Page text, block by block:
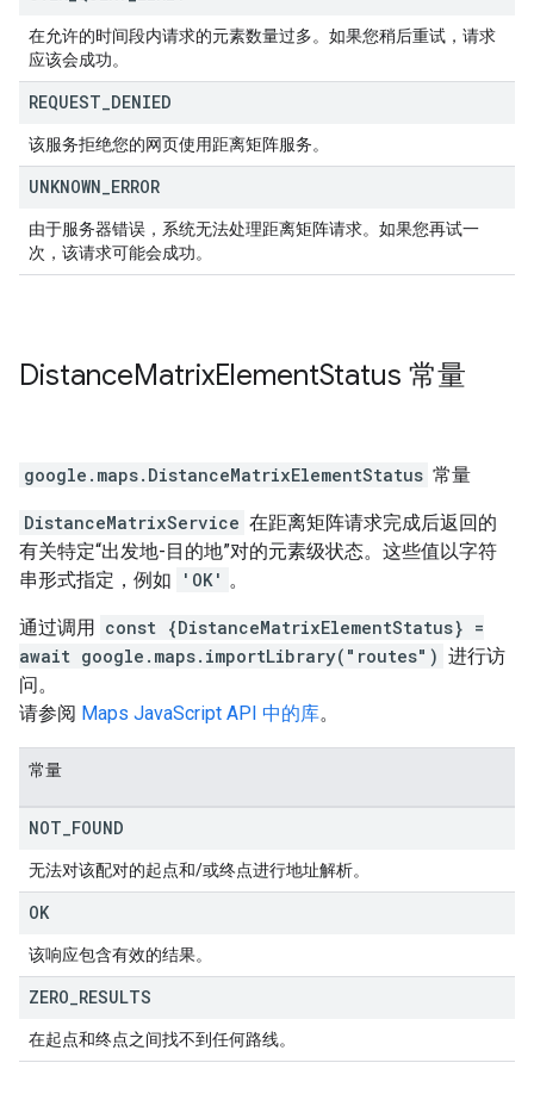
在允许的时间段内请求的元素数量过多。如果您稍后重试，请求
应该会成功。
REQUEST DENIED
该服务拒绝您的网页使用距离矩阵服务。
UNKNOWN ERROR
由于服务器错误，系统无法处理距离矩阵请求。如果您再试一
次，该请求可能会成功。
DistanceMatrixElementStatus 常量
google.maps. DistanceMatrixElementStatus 常量
DistanceMatrixService 在距离矩阵请求完成后返回的
有关特定“出发地-目的地”对的元素级状态。这些值以字符
串形式指定，例如
'OK' 。
通过调用 const {DistanceMatrixElementStatus} =
await google.maps.importLibrary("routes") 进行访
问。
请参阅 Maps JavaScript API 中的库。
常量
NOT FOUND
无法对该配对的起点和/或终点进行地址解析。
OK
该响应包含有效的结果。
ZERO RESULTS
在起点和终点之间找不到任何路线。